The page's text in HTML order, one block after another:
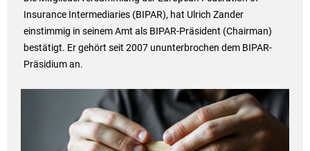
Insurance Intermediaries (BIPAR), hat Ulrich Zander
einstimmig in seinem Amt als BIPAR-Präsident (Chairman)
bestätigt. Er gehört seit 2007 ununterbrochen dem BIPAR-
Präsidium an.